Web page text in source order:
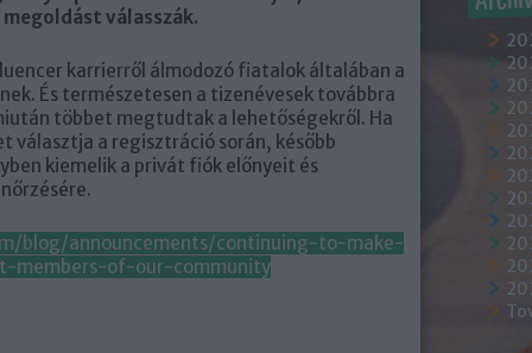
válasszák.
karrierről álmodozó fiatalok általában a
És természetesen a tizenévesek továbbra
többet megtudtak a lehetőségekről. Ha
választja a regisztráció során, később
kiemelik a privát fiók előnyeit és
blog/announcements/continuing-to-make-
members-of-our-community